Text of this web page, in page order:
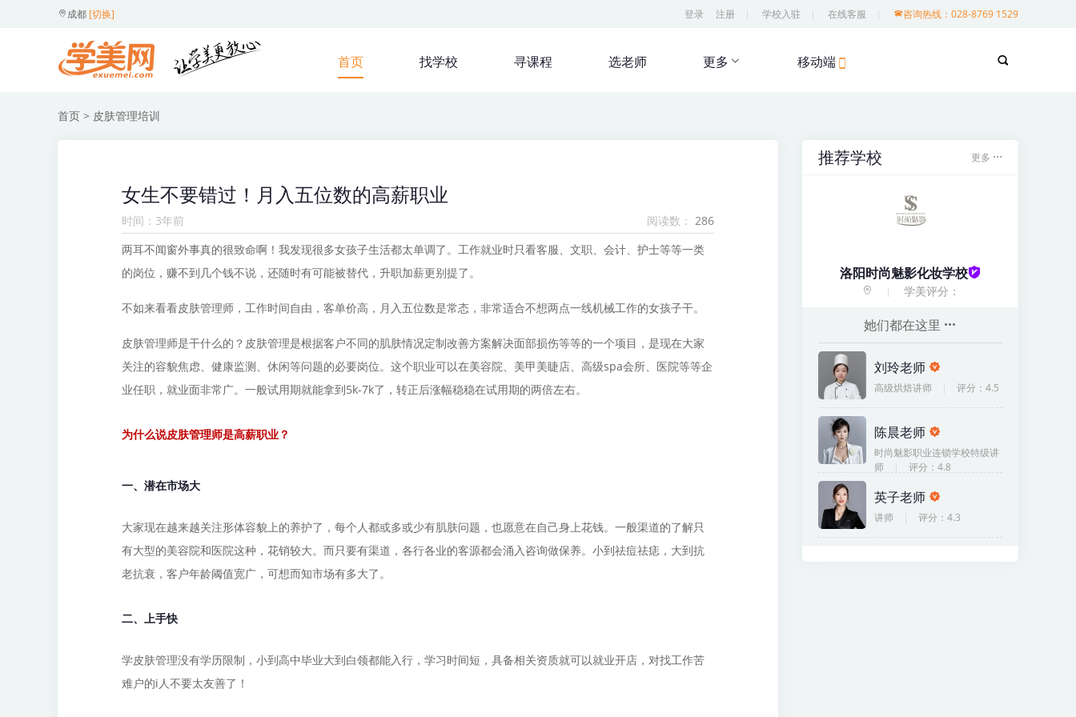
成都 [切换] 登录 注册 学校入驻 在线客服 咨询热线：028-8769 1529
首页 找学校 寻课程 选老师 更多 移动端
首页 > 皮肤管理培训
女生不要错过！月入五位数的高薪职业
时间：3年前 阅读数： 286
两耳不闻窗外事真的很致命啊！我发现很多女孩子生活都太单调了。工作就业时只看客服、文职、会计、护士等等一类
的岗位，赚不到几个钱不说，还随时有可能被替代，升职加薪更别提了。
不如来看看皮肤管理师，工作时间自由，客单价高，月入五位数是常态，非常适合不想两点一线机械工作的女孩子干。
皮肤管理师是干什么的？皮肤管理是根据客户不同的肌肤情况定制改善方案解决面部损伤等等的一个项目，是现在大家
关注的容貌焦虑、健康监测、休闲等问题的必要岗位。这个职业可以在美容院、美甲美睫店、高级spa会所、医院等等企
业任职，就业面非常广。一般试用期就能拿到5k-7k了，转正后涨幅稳稳在试用期的两倍左右。
为什么说皮肤管理师是高薪职业？
一、潜在市场大
大家现在越来越关注形体容貌上的养护了，每个人都或多或少有肌肤问题，也愿意在自己身上花钱。一般渠道的了解只
有大型的美容院和医院这种，花销较大。而只要有渠道，各行各业的客源都会涌入咨询做保养。小到祛痘祛痣，大到抗
老抗衰，客户年龄阈值宽广，可想而知市场有多大了。
二、上手快
学皮肤管理没有学历限制，小到高中毕业大到白领都能入行，学习时间短，具备相关资质就可以就业开店，对找工作苦
难户的i人不要太友善了！
推荐学校 更多
洛阳时尚魅影化妆学校
学美评分：
她们都在这里
化妆讲师
阿峰老师
时尚魅影化妆学校分校辅导老
刘玲老师
高级烘焙讲师 评分：4.5
陈晨老师
时尚魅影职业连锁学校特级讲
师
评分：4.8
英子老师
讲师 评分：4.3